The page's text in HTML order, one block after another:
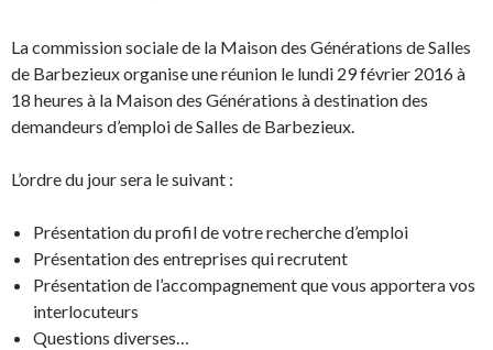
La commission sociale de la Maison des Générations de Salles
de Barbezieux organise une réunion le lundi 29 février 2016 à
18 heures à la Maison des Générations à destination des
demandeurs d’emploi de Salles de Barbezieux.
L’ordre du jour sera le suivant :
Présentation du profil de votre recherche d’emploi
Présentation des entreprises qui recrutent
Présentation de l’accompagnement que vous apportera vos
interlocuteurs
Questions diverses…